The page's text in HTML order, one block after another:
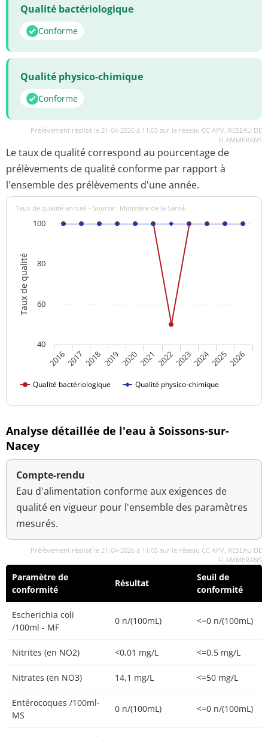
Qualité bactériologique
Conforme
Qualité physico-chimique
Conforme
Prélèvement réalisé le 21-04-2026 à 11:05 sur le réseau CC APV, RESEAU DE
FLAMMERANS
Le taux de qualité correspond au pourcentage de
prélèvements de qualité conforme par rapport à
l'ensemble des prélèvements d'une année.
Taux de qualité
Taux de qualité annuel - Source : Ministère de la Santé
Qualité bactériologique Qualité physico-chimique
20162017 201820192020202120222023202420252026
40
60
80
100
Analyse détaillée de l'eau à Soissons-sur-
Nacey
Compte-rendu
Eau d'alimentation conforme aux exigences de
qualité en vigueur pour l'ensemble des paramètres
mesurés.
Prélèvement réalisé le 21-04-2026 à 11:05 sur le réseau CC APV, RESEAU DE
FLAMMERANS
Paramètre de
conformité
Résultat
Seuil de
conformité
Escherichia coli
/100ml - MF
0 n/(100mL) <=0 n/(100mL)
Nitrites (en NO2) <0,01 mg/L <=0,5 mg/L
Nitrates (en NO3) 14,1 mg/L <=50 mg/L
Entérocoques /100ml-
MS
0 n/(100mL) <=0 n/(100mL)